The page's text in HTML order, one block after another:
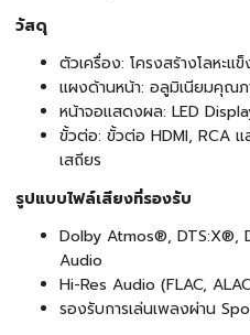
วัสดุ
ตัวเครื่อง: โครงสร้างโลหะ
แผงด้านหน้า: อลูมิเนียมคุณ
หน้าจอแสดงผล: LED
ขั้วต่อ: ขั้วต่อ HDMI, RCA
เสถียร
รูปแบบไฟล์เสียงที่รองรับ
Dolby Atmos®, DTS:X®,
Audio
Hi-Res Audio (FLAC,
รองรับการเล่นเพลงผ่าน